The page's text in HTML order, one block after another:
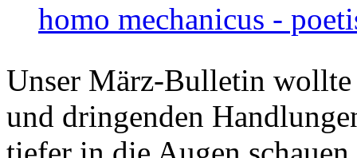
homo mechanicus -
Unser März-Bulletin
und dringenden